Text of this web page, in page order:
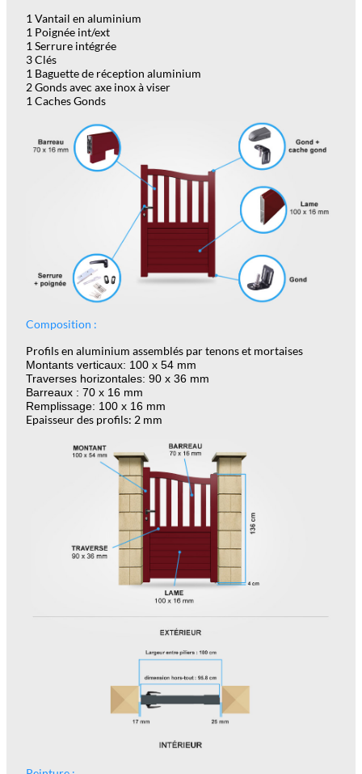
1 Vantail en aluminium
1 Poignée int/ext
1 Serrure intégrée
3 Clés
1 Baguette de réception aluminium
2 Gonds avec axe inox à viser
1 Caches Gonds
Composition :
Profils en aluminium assemblés par tenons et mortaises
Montants verticaux: 100 x 54 mm
Traverses horizontales: 90 x 36 mm
Barreaux : 70 x 16 mm
Remplissage: 100 x 16 mm
Epaisseur des profils: 2 mm